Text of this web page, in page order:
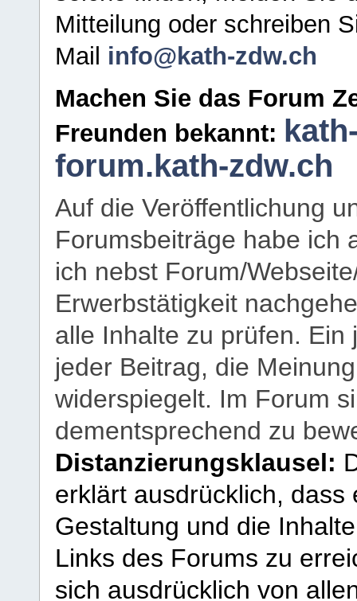
Mitteilung oder schreiben
Mail info@kath-zdw.ch
Machen Sie das Forum
Freunden bekannt:
forum.kath-zdw.ch
Auf die Veröffentlichung
Forumsbeiträge habe ich
ich nebst Forum/
Erwerbstätigkeit
alle Inhalte zu prüfen.
jeder Beitrag, die
widerspiegelt. Im Forum
dementsprechend zu
Distanzierungsklausel:
erklärt ausdrücklich,
Gestaltung und die
Links des Forums zu
sich ausdrücklich von